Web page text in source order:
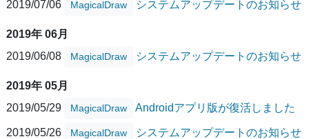
2019/07/06 MagicalDraw システムアップデートのお知らせ
2019年 06月
2019/06/08
MagicalDraw システムアップデートのお知らせ
2019年 05月
2019/05/29
MagicalDraw Androidアプリ版が復活しました
2019/05/26 MagicalDraw システムアップデートのお知らせ